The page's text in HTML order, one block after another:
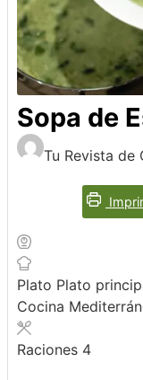
Sopa de
Tu Revista de
Plato Plato
Cocina
Raciones 4